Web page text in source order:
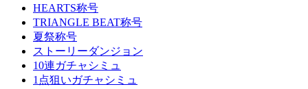
HEARTS称号
TRIANGLE BEAT称号
夏祭称号
ストーリーダンジョン
10連ガチャシミュ
1点狙いガチャシミュ